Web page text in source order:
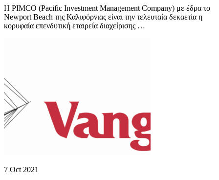
Η PIMCO (Pacific Investment Management Company) με έδρα το
Newport Beach της Καλιφόρνιας είναι την τελευταία δεκαετία η
κορυφαία επενδυτική εταιρεία διαχείρισης …
7 Oct 2021